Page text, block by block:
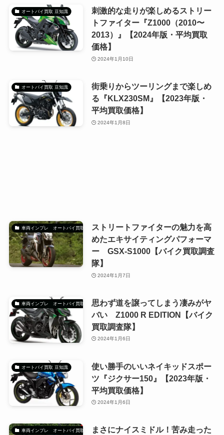
オートバイ買取 豆知識
刺激的な走りが楽しめるストリー
トファイター『Z1000（2010〜
2013）』【2024年版・平均買取
価格】
2024年1月10日
オートバイ買取 豆知識
街乗りからツーリングまで楽しめ
る『KLX230SM』【2023年版・
平均買取価格】
2024年1月8日
車両インプレ オートバイ買取調査隊ストリートファイターの魅力を高
めたエキサイティングパフォーマ
ー GSX-S1000【バイク買取調査
隊】
2024年1月7日
車両インプレ オートバイ買取調査隊思わず道を譲ってしまう凄みがヤ
バい Z1000 R EDITION【バイク
買取調査隊】
2024年1月6日
オートバイ買取 豆知識
使い勝手のいいネイキッドスポー
ツ『ジクサー150』【2023年版・
平均買取価格】
2024年1月6日
車両インプレ オートバイ買取調査隊まさにナイスミドル！苦み走った